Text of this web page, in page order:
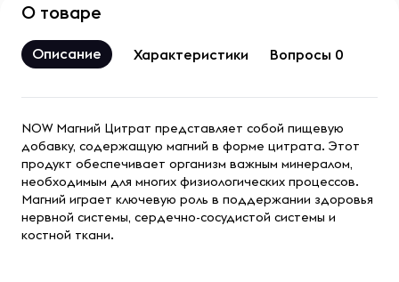
О товаре
Описание Характеристики Вопросы 0
NOW Магний Цитрат представляет собой пищевую
добавку, содержащую магний в форме цитрата. Этот
продукт обеспечивает организм важным минералом,
необходимым для многих физиологических процессов.
Магний играет ключевую роль в поддержании здоровья
нервной системы, сердечно-сосудистой системы и
костной ткани.